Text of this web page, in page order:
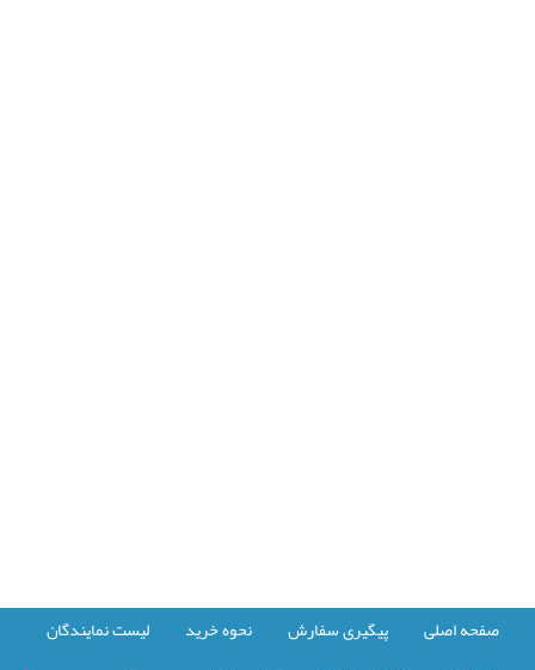
صفحه اصلی پیگیری سفارش نحوه خرید لیست نمایندگان